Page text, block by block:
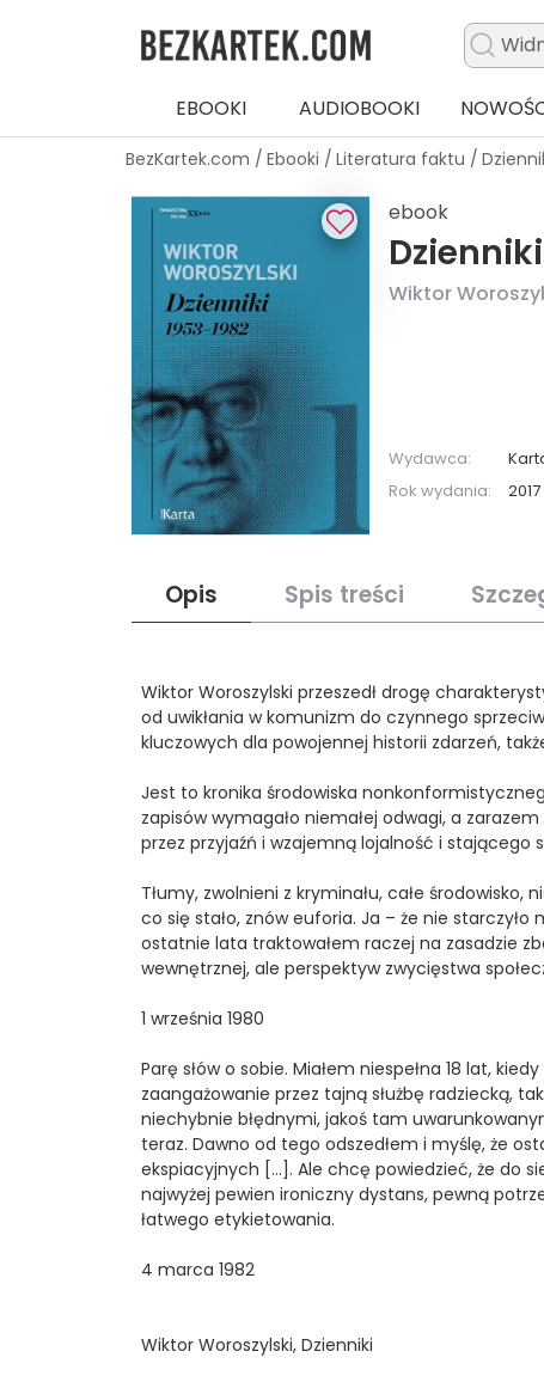
EBOOKI AUDIOBOOKI
BezKartek.com / Ebooki / Literatura faktu /
ebook
Wiktor
Wydawca:
Rok wydania:
2017
Opis Spis treści
Wiktor Woroszylski przeszedł drogę
od uwikłania w komunizm do czynnego
kluczowych dla powojennej historii zdarzeń,
Jest to kronika środowiska
zapisów wymagało niemałej odwagi, a
przez przyjaźń i wzajemną lojalność i stającego
Tłumy, zwolnieni z kryminału, całe
co się stało, znów euforia. Ja – że nie starczyło
ostatnie lata traktowałem raczej na zasadzie
wewnętrznej, ale perspektyw zwycięstwa
1 września 1980
Parę słów o sobie. Miałem niespełna 18 lat,
zaangażowanie przez tajną służbę radziecką,
niechybnie błędnymi, jakoś tam
teraz. Dawno od tego odszedłem i myślę, że
ekspiacyjnych […]. Ale chcę powiedzieć, że do
najwyżej pewien ironiczny dystans, pewną
łatwego etykietowania.
4 marca 1982
Wiktor Woroszylski, Dzienniki